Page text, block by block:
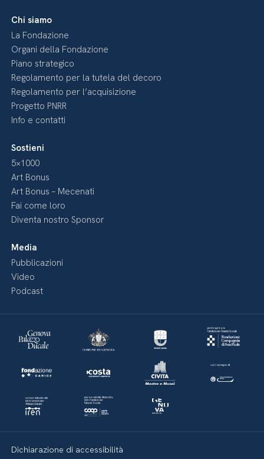
Chi siamo
La Fondazione
Organi della Fondazione
Piano strategico
Regolamento per la tutela del decoro
Regolamento per l’acquisizione
Progetto PNRR
Info e contatti
Sostieni
5×1000
Art Bonus
Art Bonus – Mecenati
Fai come loro
Diventa nostro Sponsor
Media
Pubblicazioni
Video
Podcast
Dichiarazione di accessibilità